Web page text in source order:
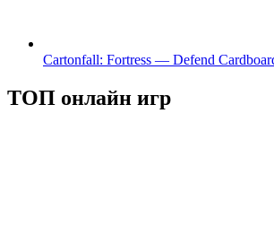
Cartonfall: Fortress — Defend
ТОП онлайн игр